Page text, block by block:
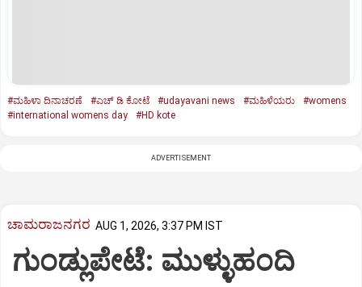
#ಮಹಿಳಾ ದಿನಾಚರಣೆ #ಎಚ್‌ ಡಿ ಕೋಟೆ #udayavani news #ಮಹಿಳೆಯರು
#womens
#international womens day
#HD kote
ADVERTISEMENT
ಚಾಮರಾಜನಗರ AUG 1, 2026, 3:37 PM IST
ಗುಂಡ್ಲುಪೇಟೆ: ಮುಳ್ಳುಹಂದಿ